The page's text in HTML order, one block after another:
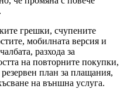
грешки, счупените
мобилната версия и
разхода за
на повторните покупки,
план за плащания,
на външна услуга.